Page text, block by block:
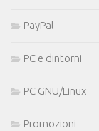
PayPal
PC e dintorni
PC GNU/Linux
Promozioni